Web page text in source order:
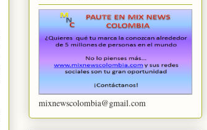
mixnewscolombia@gmail.com